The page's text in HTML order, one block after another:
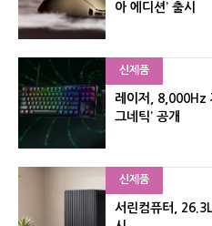
아 에디션’ 출시
신제품
레이저, 8,000Hz
그네틱’ 공개
신제품
서린컴퓨터,